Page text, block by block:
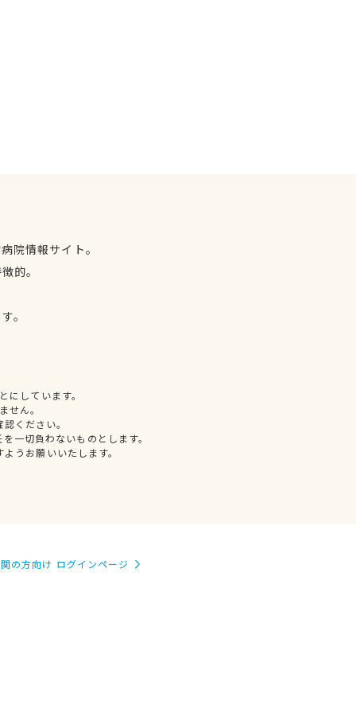
院情報サイト。
的。
。
しています。
せん。
ください。
一切負わないものとします。
うお願いいたします。
の方向け ログインページ